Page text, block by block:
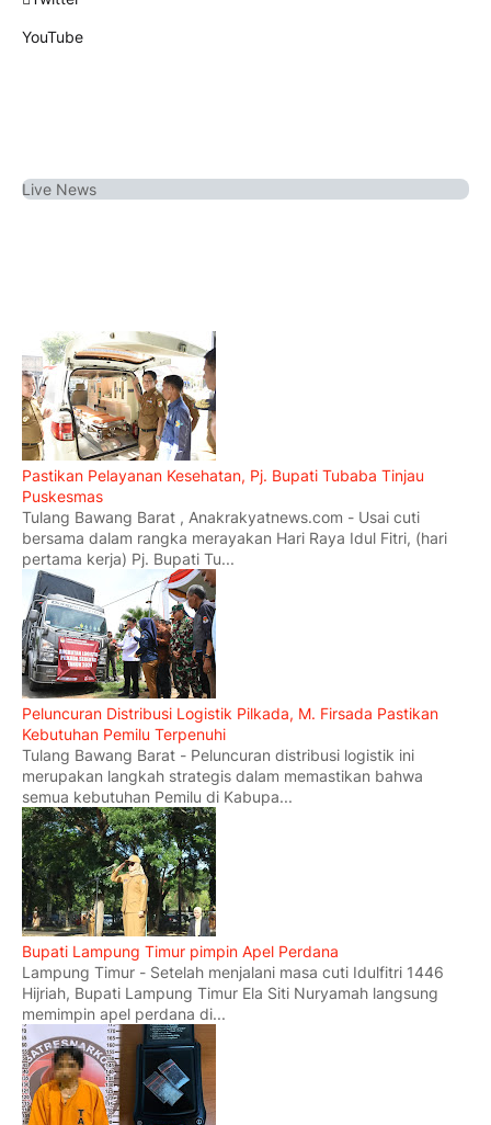
YouTube
Live News
Pastikan Pelayanan Kesehatan, Pj. Bupati Tubaba Tinjau
Puskesmas
Tulang Bawang Barat , Anakrakyatnews.com - Usai cuti
bersama dalam rangka merayakan Hari Raya Idul Fitri, (hari
pertama kerja) Pj. Bupati Tu...
Peluncuran Distribusi Logistik Pilkada, M. Firsada Pastikan
Kebutuhan Pemilu Terpenuhi
Tulang Bawang Barat - Peluncuran distribusi logistik ini
merupakan langkah strategis dalam memastikan bahwa
semua kebutuhan Pemilu di Kabupa...
Bupati Lampung Timur pimpin Apel Perdana
Lampung Timur - Setelah menjalani masa cuti Idulfitri 1446
Hijriah, Bupati Lampung Timur Ela Siti Nuryamah langsung
memimpin apel perdana di...